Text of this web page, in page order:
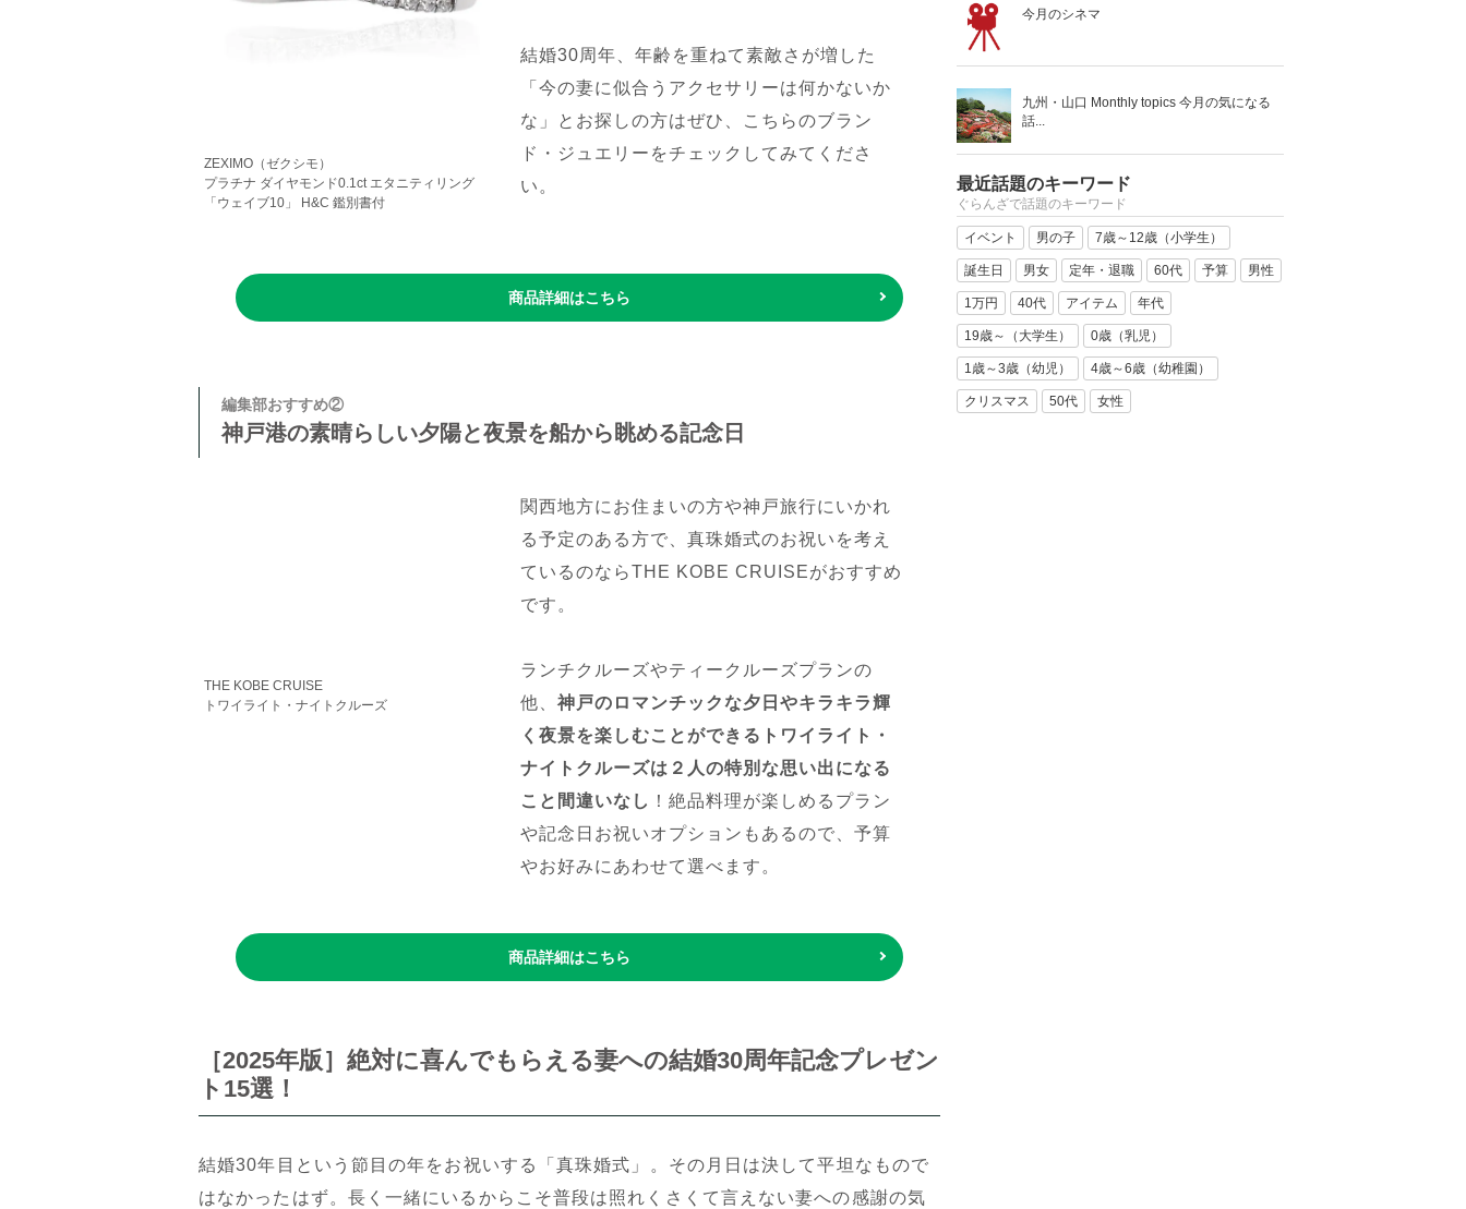
ZEXIMO（ゼクシモ）
プラチナ ダイヤモンド0.1ct エタニティリング
「ウェイブ10」 H&C 鑑別書付
結婚30周年、年齢を重ねて素敵さが増した
「今の妻に似合うアクセサリーは何かないか
な」とお探しの方はぜひ、こちらのブラン
ド・ジュエリーをチェックしてみてくださ
い。
商品詳細はこちら
編集部おすすめ②
神戸港の素晴らしい夕陽と夜景を船から眺める記念日
THE KOBE CRUISE
トワイライト・ナイトクルーズ
関西地方にお住まいの方や神戸旅行にいかれ
る予定のある方で、真珠婚式のお祝いを考え
ているのならTHE KOBE CRUISEがおすすめ
です。
ランチクルーズやティークルーズプランの
他、 神戸のロマンチックな夕日やキラキラ輝
く夜景を楽しむことができるトワイライト・
ナイトクルーズは２人の特別な思い出になる
こと間違いなし ！絶品料理が楽しめるプラン
や記念日お祝いオプションもあるので、予算
やお好みにあわせて選べます。
商品詳細はこちら
［2025年版］絶対に喜んでもらえる妻への結婚30周年記念プレゼン
ト15選！
結婚30年目という節目の年をお祝いする「真珠婚式」。その月日は決して平坦なもので
はなかったはず。長く一緒にいるからこそ普段は照れくさくて言えない妻への感謝の気
今月のシネマ
九州・山口 Monthly topics 今月の気になる
話...
最近話題のキーワード
ぐらんざで話題のキーワード
イベント 男の子 7歳～12歳（小学生）
誕生日 男女 定年・退職 60代 予算 男性
1万円 40代 アイテム 年代
19歳～（大学生） 0歳（乳児）
1歳～3歳（幼児） 4歳～6歳（幼稚園）
クリスマス 50代 女性